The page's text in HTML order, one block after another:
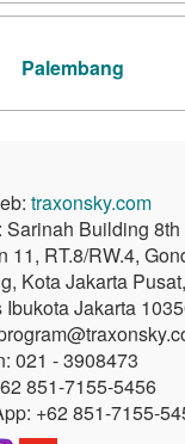
Palembang
traxonsky.com
Sarinah Building 8th
11, RT.8/RW.4,
Kota Jakarta
Ibukota Jakarta
021 - 3908473
851-7155-5456
+62 851-7155-